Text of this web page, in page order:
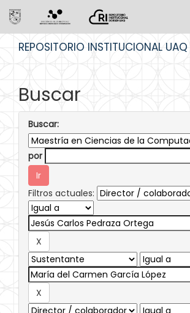
REPOSITORIO INSTITUCIONAL UAQ
Buscar
Buscar:
por
Filtros actuales: